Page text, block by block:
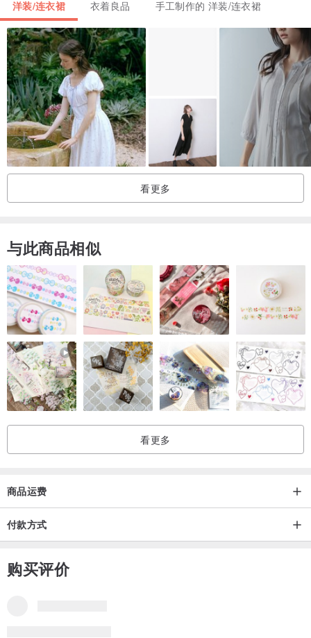
洋装/连衣裙 衣着良品 手工制作的 洋装/连衣裙
看更多
与此商品相似
看更多
商品运费
付款方式
购买评价